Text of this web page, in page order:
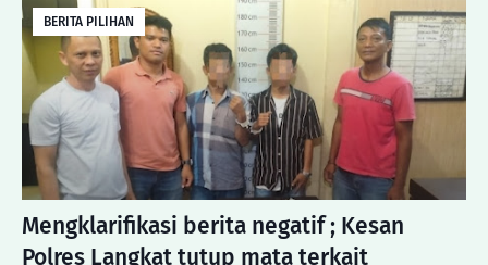
BERITA PILIHAN
Mengklarifikasi berita negatif ; Kesan
Polres Langkat tutup mata terkait